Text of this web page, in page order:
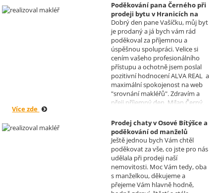
Poděkování pana Černého při
prodeji bytu v Hranicích na
Moravě
Realizoval makléř: David
Vašíček
Dobrý den pane Vašíčku, můj byt
je prodaný a já bych vám rád
poděkoval za příjemnou a
úspěšnou spolupráci. Velice si
cením vašeho profesionálního
přístupu a ochotně jsem poslal
pozitivní hodnocení ALVA REAL a
maximální spokojenost na web
"srovnání makléřů". Zdravím a
přeji příjemný den, Milan Černý,
Více zde
Prodej chaty v Osové Bítýšce a
poděkování od manželů
Kovandových
Realizoval makléř: Sylva
Čadová
Ještě jednou bych Vám chtěl
poděkovat za vše, co jste pro nás
udělala při prodeji naší
nemovitosti. Moc Vám tedy, oba
s manželkou, děkujeme a
přejeme Vám hlavně hodně,